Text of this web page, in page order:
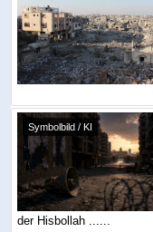
Symbolbild / KI
der Hisbollah ......